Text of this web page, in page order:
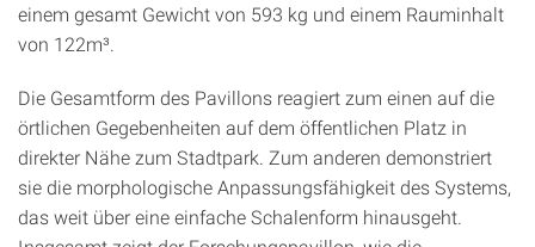
einem gesamt Gewicht von 593 kg und einem Rauminhalt
von 122m³.
Die Gesamtform des Pavillons reagiert zum einen auf die
örtlichen Gegebenheiten auf dem öffentlichen Platz in
direkter Nähe zum Stadtpark. Zum anderen demonstriert
sie die morphologische Anpassungsfähigkeit des Systems,
das weit über eine einfache Schalenform hinausgeht.